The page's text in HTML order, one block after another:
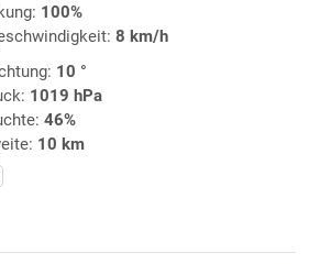
100%
8 km/h
10 °
1019 hPa
46%
10 km